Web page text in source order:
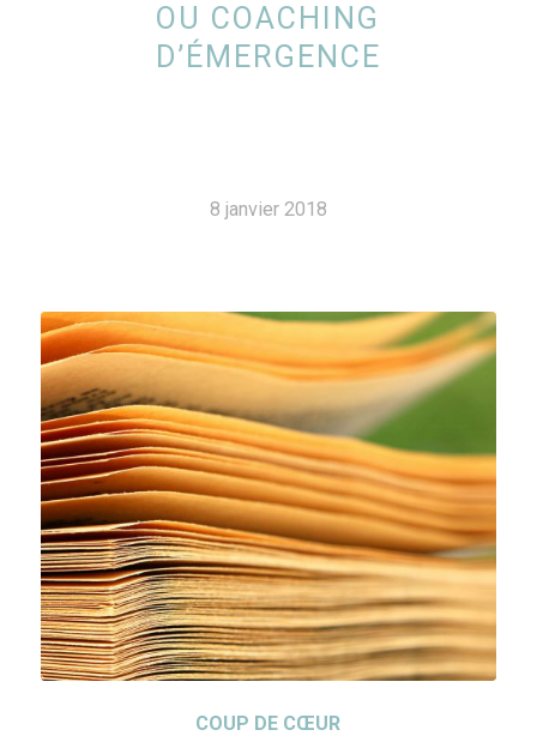
OU COACHING
D’ÉMERGENCE
8 janvier 2018
COUP DE CŒUR